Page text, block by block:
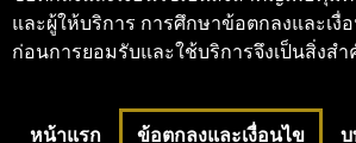
และผู้ให้บริการ การศึกษาข้อตกลงและเงื่
ก่อนการยอมรับและใช้บริการจึงเป็นสิ่งส
หน้าแรก ข้อตกลงและเงื่อนไข บ